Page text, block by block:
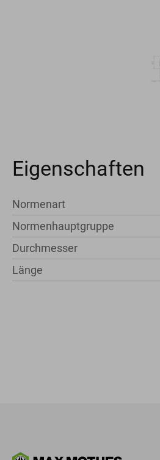
Eigenschaften
Normenart
Normenhauptgruppe
Durchmesser
Länge